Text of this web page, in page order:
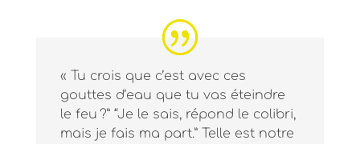
« Tu crois que c’est avec ces
gouttes d’eau que tu vas éteindre
le feu ?” “Je le sais, répond le colibri,
mais je fais ma part.” Telle est notre